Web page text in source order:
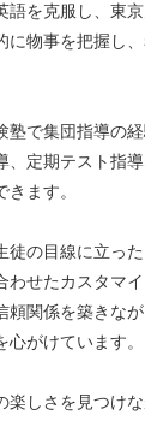
を克服し、東京
に物事を把握し
塾で集団指導の
、定期テスト指
ます。
徒の目線に立っ
わせたカスタマ
頼関係を築きな
がけています。
楽しさを見つけ